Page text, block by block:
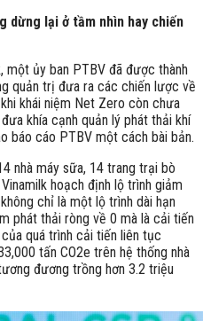
dừng lại ở tầm nhìn hay chiến
một ủy ban PTBV đã được thành
quản trị đưa ra các chiến lược về
khái niệm Net Zero còn chưa
khía cạnh quản lý phát thải khí
báo cáo PTBV một cách bài bản.
nhà máy sữa, 14 trang trại bò
hoạch định lộ trình giảm
chỉ là một lộ trình dài hạn
phát thải ròng về 0 mà là cải tiến
quá trình cải tiến liên tục
tấn CO2e trên hệ thống nhà
đương trồng hơn 3.2 triệu